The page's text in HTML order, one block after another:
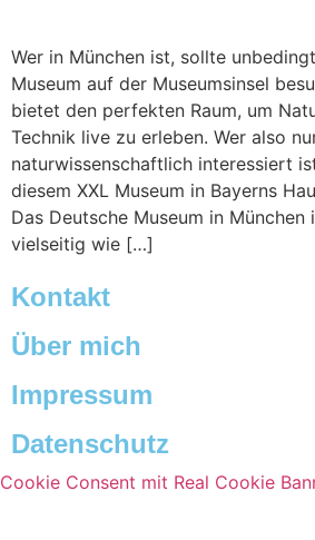
Wer in München ist, sollte
Museum auf der Museumsinsel
bietet den perfekten Raum, um
Technik live zu erleben. Wer also
naturwissenschaftlich interessiert
diesem XXL Museum in Bayerns
Das Deutsche Museum in München
vielseitig wie […]
Kontakt
Über mich
Impressum
Datenschutz
Cookie Consent mit Real Cookie